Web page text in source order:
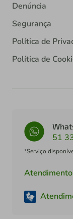
Denúncia
Segurança
Política de
Política de
51
*Serviço